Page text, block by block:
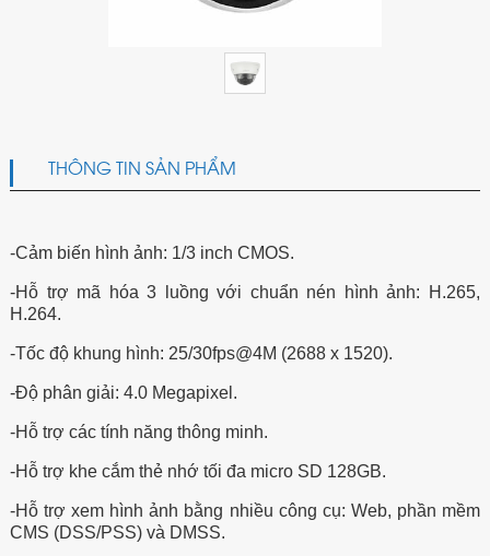
THÔNG TIN SẢN PHẨM
-Cảm biến hình ảnh: 1/3 inch CMOS.
-Hỗ trợ mã hóa 3 luồng với chuẩn nén hình ảnh: H.265,
H.264.
-Tốc độ khung hình: 25/30fps@4M (2688 x 1520).
-Độ phân giải: 4.0 Megapixel.
-Hỗ trợ các tính năng thông minh.
-Hỗ trợ khe cắm thẻ nhớ tối đa micro SD 128GB.
-Hỗ trợ xem hình ảnh bằng nhiều công cụ: Web, phần mềm
CMS (DSS/PSS) và DMSS.